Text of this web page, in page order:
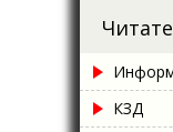
КЗД